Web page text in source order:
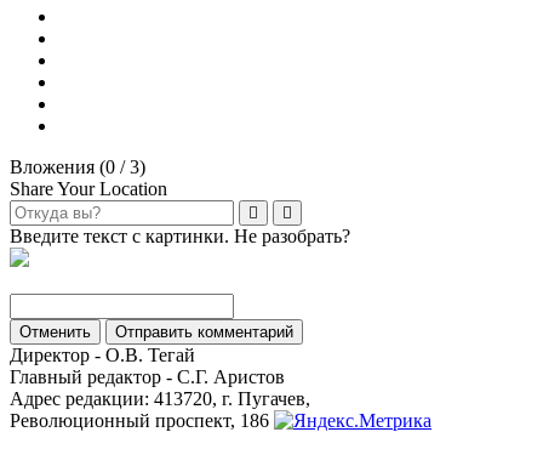
Вложения (0 / 3)
Share Your Location
Введите текст с картинки. Не разобрать?
Отменить Отправить комментарий
Директор - О.В. Тегай
Главный редактор - С.Г. Аристов
Адрес редакции: 413720, г. Пугачев,
Революционный проспект, 186